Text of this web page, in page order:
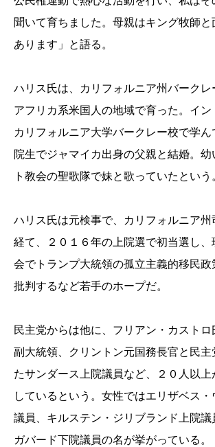
聞いて育ちました。母親はキング牧師と
あります」と語る。
ハリス氏は、カリフォルニア州バーク
アフリカ系米国人の地域で育った。イ
カリフォルニア大学バークレー校で学
院生でジャマイカ出身の父親と結婚。幼
ト教会の聖歌隊で妹と歌っていたという
ハリス氏は元検事で、カリフォルニア州
経て、２０１６年の上院選で初当選し、
会でトランプ大統領の孤立主義的移民政
批判するなど若手のホープだ。
民主党からは他に、フリアン・カスト
副大統領、クリントン元国務長官と民主
たサンダース上院議員など、２０人以
しているという。女性ではエリザベス
議員、キルステン・ジリブランド上院議
ガバード下院議員の名が挙がっている。